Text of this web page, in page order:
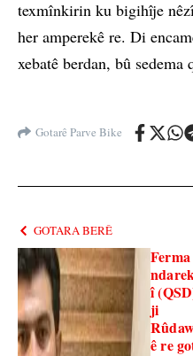
texmînkirin ku bigihîje
her amperekê re. Di
xebatê berdan, bû
Gotarê Parve Bike
GOTARA BERÊ
Ferma
î
ji
ê re